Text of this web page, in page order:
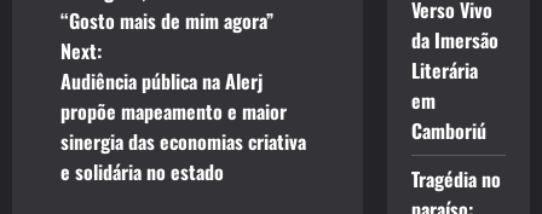
s
t
n
a
“Gosto mais de mim agora”
Next:
Audiência pública na Alerj
propõe mapeamento e maior
sinergia das economias criativa
e solidária no estado
Verso Vivo
da Imersão
Literária
em
Camboriú
Tragédia no